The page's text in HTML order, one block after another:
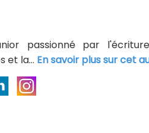
passionné par
et la... En savoir plus sur cet